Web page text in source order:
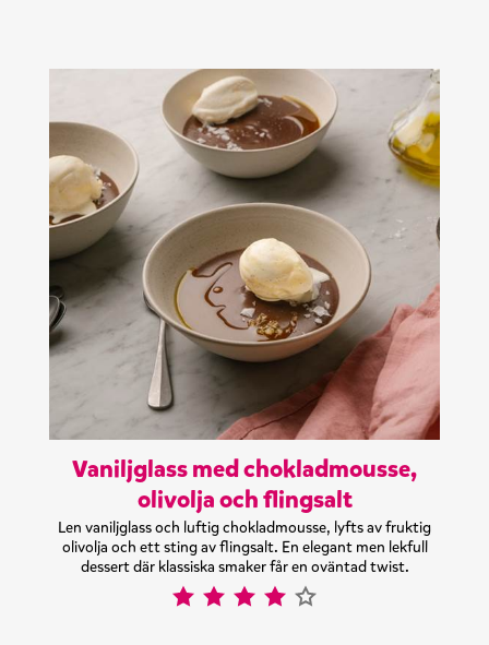
Vaniljglass med chokladmousse,
olivolja och flingsalt
Len vaniljglass och luftig chokladmousse, lyfts av fruktig
olivolja och ett sting av flingsalt. En elegant men lekfull
dessert där klassiska smaker får en oväntad twist.